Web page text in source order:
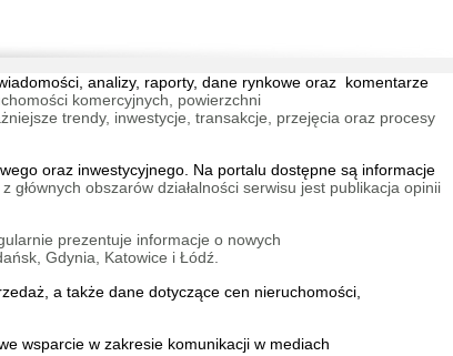
Etap Ia
Dzielnic
analizy, raporty, dane rynkowe oraz komentarze
komercyjnych, powierzchni
trendy, inwestycje, transakcje, przejęcia oraz procesy
oraz inwestycyjnego. Na portalu dostępne są informacje
głównych obszarów działalności serwisu jest publikacja opinii
prezentuje informacje o nowych
Gdynia, Katowice i Łódź.
, a także dane dotyczące cen nieruchomości,
wsparcie w zakresie komunikacji w mediach